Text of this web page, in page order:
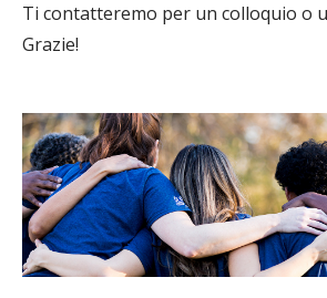
Ti contatteremo per un colloquio o
Grazie!